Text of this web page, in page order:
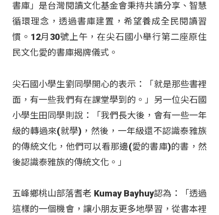
書庫」是台灣閱讀文化基金會秉持共讀分享、智慧
循環理念，透過書庫建置，希望養成全民閱讀習
慣。12月30號上午，在尖石國小舉行第二座原住
民文化愛的書庫揭牌儀式。
尖石國小學生劉同學開心的表示：「就是那些書裡
面，有一些我們有在課堂學到的。」另一位尖石國
小學生田同學則說：「我們長大後，會有一些一年
級的轉過來(就學)，然後，一年級還不認識泰雅族
的傳統文化，他們可以看那邊(愛的書庫)的書，然
後認識泰雅族的傳統文化。」
五峰鄉桃山部落耆老 Kumay Bayhuy認為：「透過
這樣的一個機會，讓小朋友更多地學習，從書本裡